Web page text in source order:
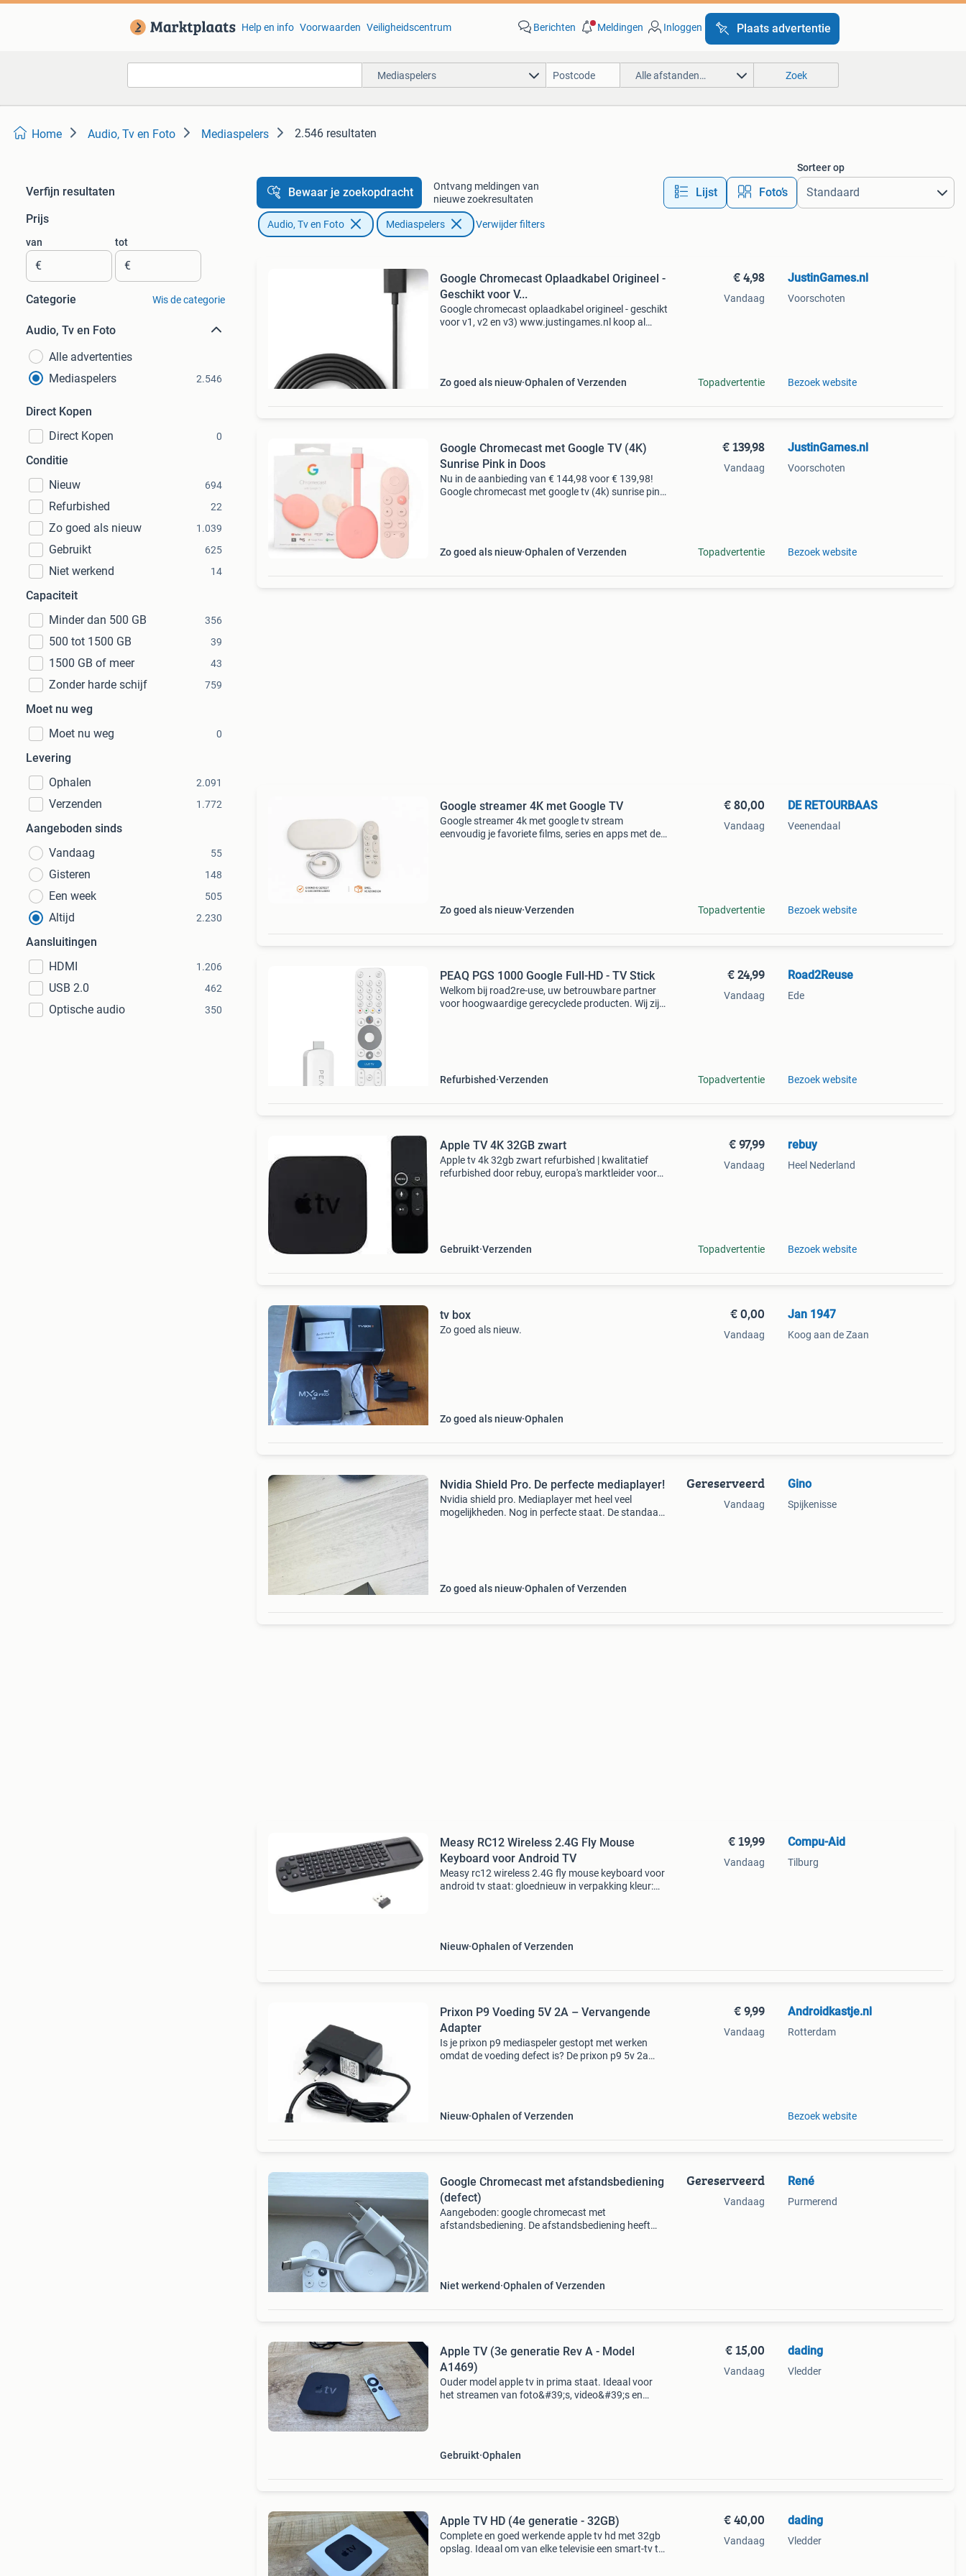
Help en info Voorwaarden Veiligheidscentrum Berichten Meldingen Inloggen Plaats advertentie
Mediaspelers Alle afstanden… Zoek
Home Audio, Tv en Foto Mediaspelers 2.546 resultaten
Verfijn resultaten
Prijs
van
€
tot
€
Categorie Wis de categorie
Audio, Tv en Foto
Alle advertenties
Mediaspelers
2.546
Direct Kopen
Direct Kopen
0
Conditie
Nieuw
694
Refurbished 22
Zo goed als nieuw 1.039
Gebruikt 625
Niet werkend 14
Capaciteit
Minder dan 500 GB
356
500 tot 1500 GB 39
1500 GB of meer 43
Zonder harde schijf 759
Moet nu weg
Moet nu weg
0
Levering
Ophalen
2.091
Verzenden 1.772
Aangeboden sinds
Vandaag
55
Gisteren 148
Een week 505
Altijd 2.230
Aansluitingen
HDMI
1.206
USB 2.0 462
Optische audio 350
Bewaar je zoekopdracht
Ontvang meldingen van
nieuwe zoekresultaten
Lijst Foto’s
Sorteer op
Audio, Tv en Foto Mediaspelers Verwijder filters
Google Chromecast Oplaadkabel Origineel -
Geschikt voor V...
Google chromecast oplaadkabel origineel - geschikt
voor v1, v2 en v3) www.justingames.nl koop al
Zo goed als nieuw Ophalen of Verzenden
€ 4,98
Vandaag
Topadvertentie
JustinGames.nl
Voorschoten
Bezoek website
Google Chromecast met Google TV (4K)
Sunrise Pink in Doos
Nu in de aanbieding van € 144,98 voor € 139,98!
Google chromecast met google tv (4k) sunrise pink
Zo goed als nieuw Ophalen of Verzenden
€ 139,98
Vandaag
Topadvertentie
JustinGames.nl
Voorschoten
Bezoek website
Google streamer 4K met Google TV
Google streamer 4k met google tv stream
eenvoudig je favoriete films, series en apps met de
Zo goed als nieuw Verzenden
€ 80,00
Vandaag
Topadvertentie
DE RETOURBAAS
Veenendaal
Bezoek website
PEAQ PGS 1000 Google Full-HD - TV Stick
Welkom bij road2re-use, uw betrouwbare partner
voor hoogwaardige gerecyclede producten. Wij zijn
Refurbished Verzenden
€ 24,99
Vandaag
Topadvertentie
Road2Reuse
Ede
Bezoek website
Apple TV 4K 32GB zwart
Apple tv 4k 32gb zwart refurbished | kwalitatief
refurbished door rebuy, europa's marktleider voor
Gebruikt Verzenden
€ 97,99
Vandaag
Topadvertentie
rebuy
Heel Nederland
Bezoek website
tv box
Zo goed als nieuw.
Zo goed als nieuw Ophalen
€ 0,00
Vandaag
Jan 1947
Koog aan de Zaan
Nvidia Shield Pro. De perfecte mediaplayer!
Nvidia shield pro. Mediaplayer met heel veel
mogelijkheden. Nog in perfecte staat. De standaard
Zo goed als nieuw Ophalen of Verzenden
Gereserveerd
Vandaag
Gino
Spijkenisse
Measy RC12 Wireless 2.4G Fly Mouse
Keyboard voor Android TV
Measy rc12 wireless 2.4G fly mouse keyboard voor
android tv staat: gloednieuw in verpakking kleur:
Nieuw Ophalen of Verzenden
€ 19,99
Vandaag
Compu-Aid
Tilburg
Prixon P9 Voeding 5V 2A – Vervangende
Adapter
Is je prixon p9 mediaspeler gestopt met werken
omdat de voeding defect is? De prixon p9 5v 2a
Nieuw Ophalen of Verzenden
€ 9,99
Vandaag
Androidkastje.nl
Rotterdam
Bezoek website
Google Chromecast met afstandsbediening
(defect)
Aangeboden: google chromecast met
afstandsbediening. De afstandsbediening heeft
Niet werkend Ophalen of Verzenden
Gereserveerd
Vandaag
René
Purmerend
Apple TV (3e generatie Rev A - Model
A1469)
Ouder model apple tv in prima staat. Ideaal voor
het streamen van foto&#39;s, video&#39;s en
Gebruikt Ophalen
€ 15,00
Vandaag
dading
Vledder
Apple TV HD (4e generatie - 32GB)
Complete en goed werkende apple tv hd met 32gb
opslag. Ideaal om van elke televisie een smart-tv te
€ 40,00
Vandaag
dading
Vledder